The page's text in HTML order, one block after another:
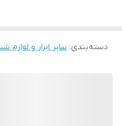
دسته‌بندی: سایر ابزار و